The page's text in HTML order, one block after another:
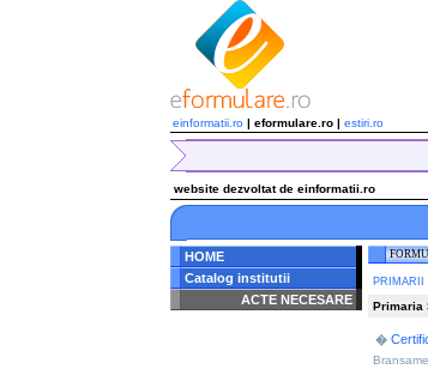
einformatii.ro | eformulare.ro | estiri.ro
website dezvoltat de einformatii.ro
HOME
Catalog institutii
ACTE NECESARE
/home/eformulare.ro/public_html/
PRIMARII
Primaria
�